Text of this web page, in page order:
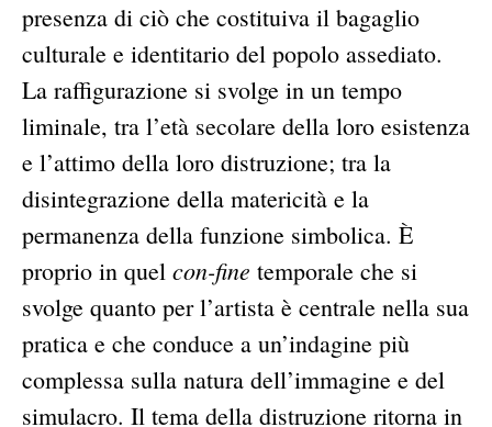
presenza di ciò che costituiva il bagaglio
culturale e identitario del popolo assediato.
La raffigurazione si svolge in un tempo
liminale, tra l’età secolare della loro esistenza
e l’attimo della loro distruzione; tra la
disintegrazione della matericità e la
permanenza della funzione simbolica. È
proprio in quel con-fine temporale che si
svolge quanto per l’artista è centrale nella sua
pratica e che conduce a un’indagine più
complessa sulla natura dell’immagine e del
simulacro. Il tema della distruzione ritorna in